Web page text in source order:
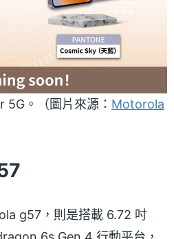
。（圖片來源： Motorola
g57，則是搭載 6.72 吋